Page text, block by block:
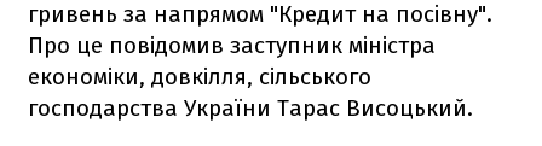
гривень за напрямом "Кредит на посівну".
Про це повідомив заступник міністра
економіки, довкілля, сільського
господарства України Тарас Висоцький.